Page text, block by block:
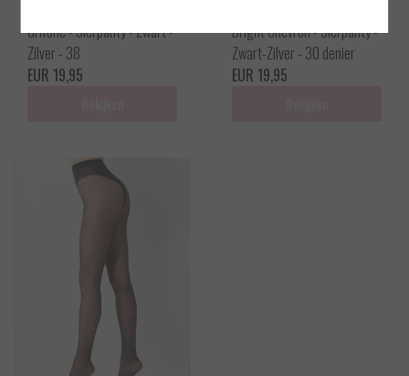
Grifone - Sierpanty - Zwart -
Zilver - 38
EUR 19,95
Bright Chevron - Sierpanty -
Zwart-Zilver - 30 denier
EUR 19,95